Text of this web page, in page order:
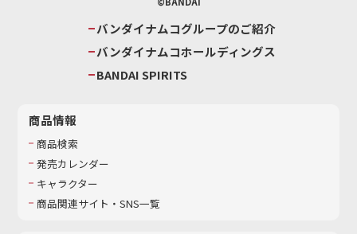
バンダイナムコグループのご紹介
バンダイナムコホールディングス
BANDAI SPIRITS
商品情報
商品検索
発売カレンダー
キャラクター
商品関連サイト・SNS一覧